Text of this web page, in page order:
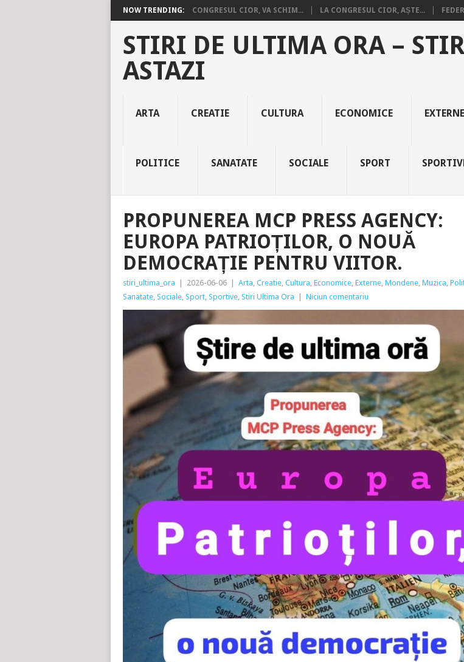
NOW TRENDING: CONGRESUL CIOR, VA SCHIM... LA CONGRESUL CIOR, AȘTE...
STIRI DE ULTIMA ORA –
ASTAZI
ARTA CREATIE CULTURA ECONOMICE EXTERNE
POLITICE SANATATE SOCIALE SPORT
PROPUNEREA MCP PRESS AGENCY:
EUROPA PATRIOȚILOR, O NOUĂ
DEMOCRAȚIE PENTRU VIITOR.
stiri_ultima_ora 2026-06-06 Arta, Creatie, Cultura, Economice, Externe, Mondene, Muzica,
Sanatate, Sociale, Sport, Sportive, Stiri Ultima Ora Niciun comentariu